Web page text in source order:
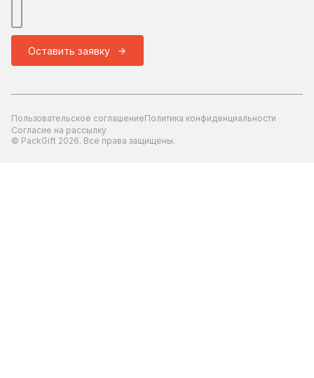
Оставить заявку
Пользовательское соглашениеПолитика конфиденциальности
Согласие на рассылку
© PackGift 2026. Все права защищены.